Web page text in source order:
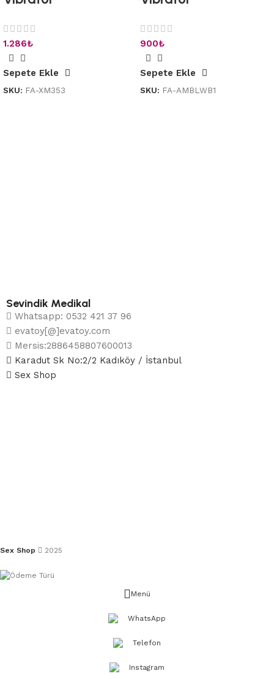
1.286₺
Sepete Ekle
SKU: FA-XM353
900₺
Sepete Ekle
SKU: FA-AMBLWB1
Sevindik Medikal
Whatsapp: 0532 421 37 96
evatoy[@]evatoy.com
Mersis:2886458807600013
Karadut Sk No:2/2 Kadıköy / İstanbul
Sex Shop
Sex Shop 2025
Menü
WhatsApp
Telefon
Instagram